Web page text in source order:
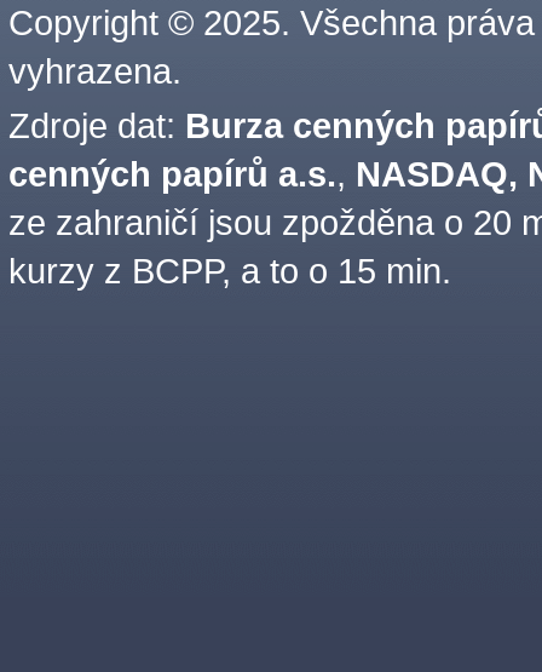
Copyright © 2025. Všechna práva
vyhrazena.
Zdroje dat: Burza cenných
cenných papírů a.s., NASDAQ,
ze zahraničí jsou zpožděna o 20
kurzy z BCPP, a to o 15 min.